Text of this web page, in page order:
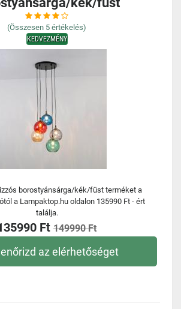
(Összesen 5 értékelés)
KEDVEZMÉNY
borostyánsárga/kék/füst terméket a
a Lampaktop.hu oldalon 135990 Ft - ért
találja.
Ft 149990 Ft
az elérhetőséget